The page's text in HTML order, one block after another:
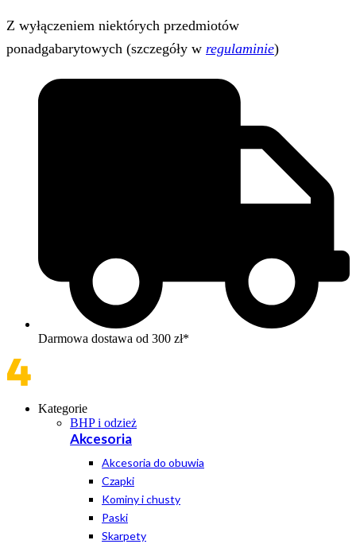
Z wyłączeniem niektórych przedmiotów
ponadgabarytowych (szczegóły w regulaminie)
Darmowa dostawa od 300 zł*
Kategorie
BHP i odzież
Akcesoria
Akcesoria do obuwia
Czapki
Kominy i chusty
Paski
Skarpety